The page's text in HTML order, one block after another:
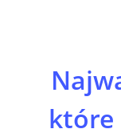
które